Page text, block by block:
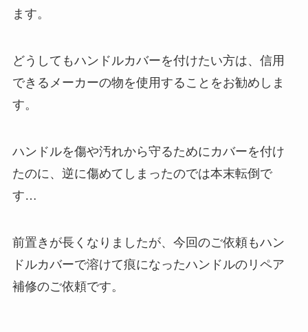
ます。
どうしてもハンドルカバーを付けたい方は、信用
できるメーカーの物を使用することをお勧めしま
す。
ハンドルを傷や汚れから守るためにカバーを付け
たのに、逆に傷めてしまったのでは本末転倒で
す…
前置きが長くなりましたが、今回のご依頼もハン
ドルカバーで溶けて痕になったハンドルのリペア
補修のご依頼です。